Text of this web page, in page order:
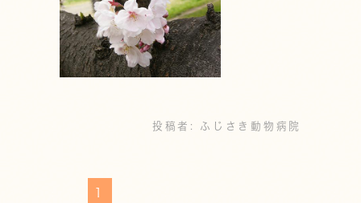
投稿者: ふじさき動物病院